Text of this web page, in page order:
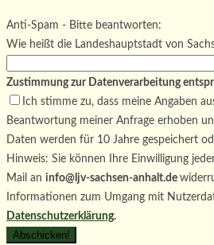
Bitte lasse dieses Feld leer.
Anti-Spam - Bitte beantworten:
Wie heißt die Landeshauptstadt von
Zustimmung zur Datenverarbeitung
Ich stimme zu, dass meine Angaben
Beantwortung meiner Anfrage erhoben
Daten werden für 10 Jahre gespeichert
Hinweis: Sie können Ihre Einwilligung
Mail an info@ljv-sachsen-anhalt.de
Informationen zum Umgang mit
Datenschutzerklärung.